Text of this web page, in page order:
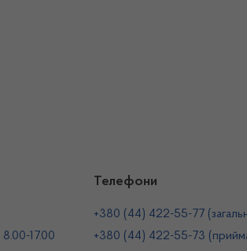
17.00
Телефони
+380 (44) 422-55-77
+380 (44) 422-55-73